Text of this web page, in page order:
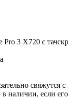
Pro 3 X720 с
свяжутся с
в наличии, если